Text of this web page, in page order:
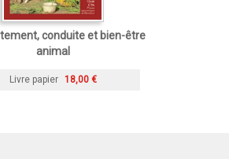
conduite et bien-être
animal
Livre papier 18,00 €